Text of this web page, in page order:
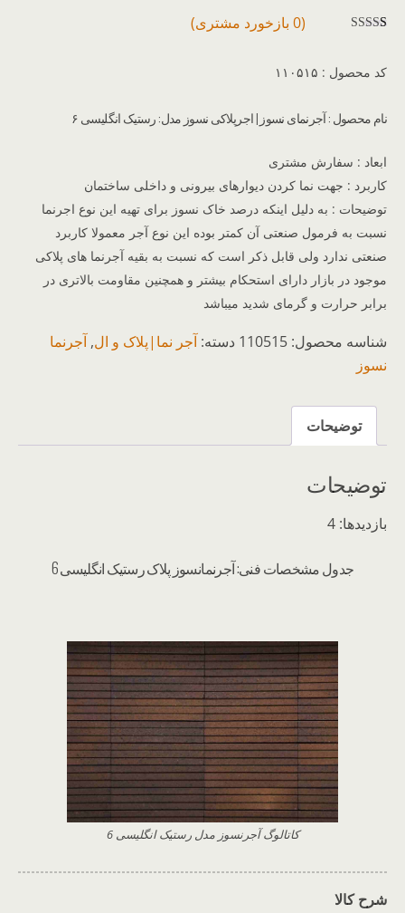
از 5 در
مشتری
(
0 بازخورد مشتری)
کد محصول : ۱۱۰۵۱۵
نام محصول : آجرنمای نسوز | اجرپلاکی نسوز مدل: رستیک انگلیسی ۶
ابعاد : سفارش مشتری
کاربرد : جهت نما کردن دیوارهای بیرونی و داخلی ساختمان
توضیحات : به دلیل اینکه درصد خاک نسوز برای تهیه این نوع اجرنما
نسبت به فرمول صنعتی آن کمتر بوده این نوع آجر معمولا کاربرد
صنعتی ندارد ولی قابل ذکر است که نسبت به بقیه آجرنما های پلاکی
موجود در بازار دارای استحکام بیشتر و همچنین مقاومت بالاتری در
برابر حرارت و گرمای شدید میباشد
شناسه محصول: 110515 دسته: آجر نما|پلاک و ال, آجرنما
نسوز
توضیحات
توضیحات
بازدیدها: 4
جدول مشخصات فنی: آجرنمانسوز پلاک رستیک انگلیسی 6
کاتالوگ آجرنسوز مدل رستیک انگلیسی 6
شرح کالا